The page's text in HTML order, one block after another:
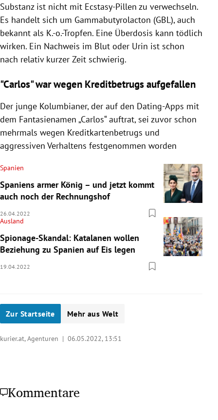
Substanz ist nicht mit Ecstasy-Pillen zu verwechseln.
Es handelt sich um Gammabutyrolacton (GBL), auch
bekannt als K.-o.-Tropfen. Eine Überdosis kann tödlich
wirken. Ein Nachweis im Blut oder Urin ist schon
nach relativ kurzer Zeit schwierig.
"Carlos" war wegen Kreditbetrugs aufgefallen
Der junge Kolumbianer, der auf den Dating-Apps mit
dem Fantasienamen „Carlos“ auftrat, sei zuvor schon
mehrmals wegen Kreditkartenbetrugs und
aggressiven Verhaltens festgenommen worden
Spanien
Spaniens armer König – und jetzt kommt
auch noch der Rechnungshof
26.04.2022
Ausland
Spionage-Skandal: Katalanen wollen
Beziehung zu Spanien auf Eis legen
19.04.2022
Zur Startseite Mehr aus Welt
kurier.at, Agenturen | 06.05.2022, 13:51
Kommentare